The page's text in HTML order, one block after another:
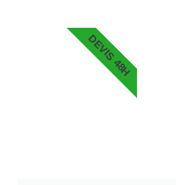
DEVIS 48H